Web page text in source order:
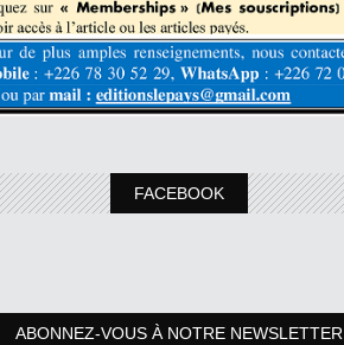
FACEBOOK
ABONNEZ-VOUS À NOTRE NEWSLETTER